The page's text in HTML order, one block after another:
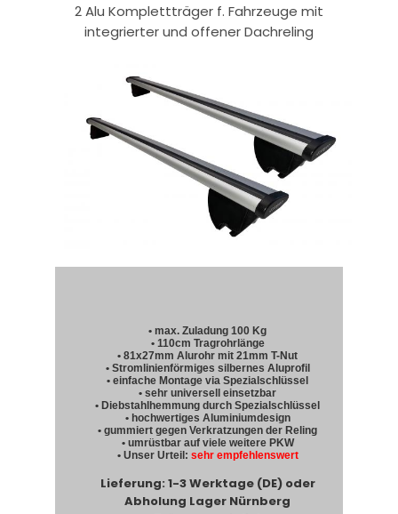
2 Alu Komplettträger f. Fahrzeuge mit
integrierter und offener Dachreling
• max. Zuladung 100 Kg
• 110cm Tragrohrlänge
• 81x27mm Alurohr mit 21mm T-Nut
• Stromlinienförmiges silbernes Aluprofil
• einfache Montage via Spezialschlüssel
• sehr universell einsetzbar
• Diebstahlhemmung durch Spezialschlüssel
• hochwertiges Aluminiumdesign
• gummiert gegen Verkratzungen der Reling
• umrüstbar auf viele weitere PKW
• Unser Urteil: sehr empfehlenswert
Lieferung: 1-3 Werktage (DE) oder
Abholung Lager Nürnberg